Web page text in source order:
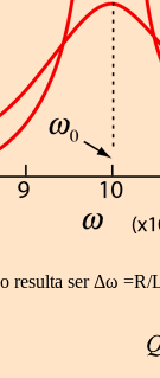
resulta ser Δω